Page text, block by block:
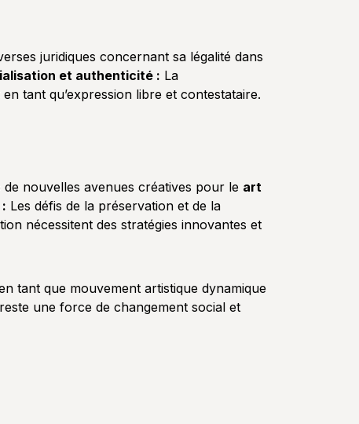
juridiques concernant sa légalité dans
et authenticité : La
tant qu’expression libre et contestataire.
nouvelles avenues créatives pour le art
Les défis de la préservation et de la
nécessitent des stratégies innovantes et
tant que mouvement artistique dynamique
une force de changement social et